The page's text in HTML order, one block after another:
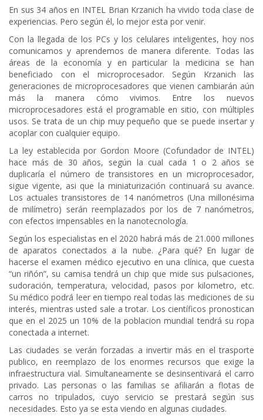
En sus 34 años en INTEL Brian Krzanich ha vivido toda clase de
experiencias. Pero según él, lo mejor esta por venir.
Con la llegada de los PCs y los celulares inteligentes, hoy nos
comunicamos y aprendemos de manera diferente. Todas las
áreas de la economía y en particular la medicina se han
beneficiado con el microprocesador. Según Krzanich las
generaciones de microprocesadores que vienen cambiarán aún
más la manera cómo vivimos. Entre los nuevos
microprocesadores está el programable en sitio, con múltiples
usos. Se trata de un chip muy pequeño que se puede insertar y
acoplar con cualquier equipo.
La ley establecida por Gordon Moore (Cofundador de INTEL)
hace más de 30 años, según la cual cada 1 o 2 años se
duplicaría el número de transistores en un microprocesador,
sigue vigente, asi que la miniaturización continuará su avance.
Los actuales transistores de 14 nanómetros (Una millonésima
de milímetro) serán reemplazados por los de 7 nanómetros,
con efectos impensables en la nanotecnología.
Según los especialistas en el 2020 habrá más de 21.000 millones
de aparatos conectados a la nube. ¿Para qué? En lugar de
hacerse el examen médico ejecutivo en una clínica, que cuesta
“un riñón”, su camisa tendrá un chip que mide sus pulsaciones,
sudoración, temperatura, velocidad, pasos por kilometro, etc.
Su médico podrá leer en tiempo real todas las mediciones de su
interés, mientras usted sale a trotar. Los científicos pronostican
que en el 2025 un 10% de la poblacion mundial tendrá su ropa
conectada a internet.
Las ciudades se verán forzadas a invertir más en el trasporte
publico, en reemplazo de los enormes recursos que exige la
infraestructura vial. Simultaneamente se desinsentivará el carro
privado. Las personas o las familias se afiliarán a flotas de
carros no tripulados, cuyo servicio se prestará según sus
necesidades. Esto ya se esta viendo en algunas ciudades.